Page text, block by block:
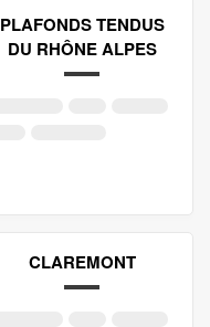
PLAFONDS TENDUS
DU RHÔNE ALPES
CLAREMONT